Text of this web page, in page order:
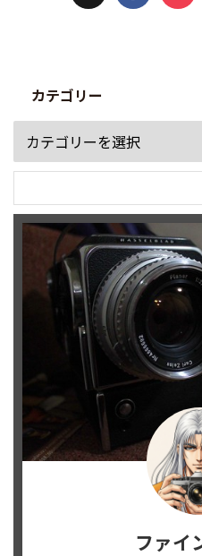
カテゴリー
ファイ